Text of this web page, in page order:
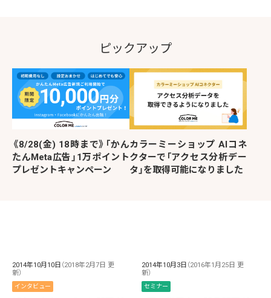
ピックアップ
《8/28(金) 18時まで》「かん
たんMeta広告」1万ポイント
プレゼントキャンペーン
カラーミーショップ AIコネ
クターで「アクセス分析デー
タ」を取得可能になりました
2014年10月10日 （2018年2月7日 更
新）
インタビュー
2014年10月3日 （2016年1月25日 更
新）
セミナー